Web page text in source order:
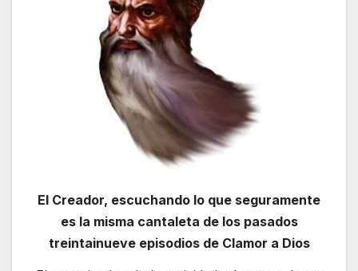
El Creador, escuchando lo que seguramente
es la misma cantaleta de los pasados
treintainueve episodios de Clamor a Dios